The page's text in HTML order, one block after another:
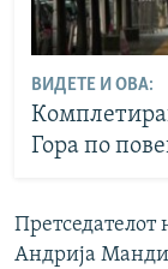
ВИДЕТЕ И ОВА:
Гора по
Андрија